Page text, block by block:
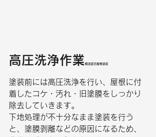
高圧洗浄作業 横須賀市屋根塗装
塗装前には高圧洗浄を行い、屋根に付
着したコケ・汚れ・旧塗膜をしっかり
除去していきます。
下地処理が不十分なまま塗装を行う
と、塗膜剥離などの原因になるため、